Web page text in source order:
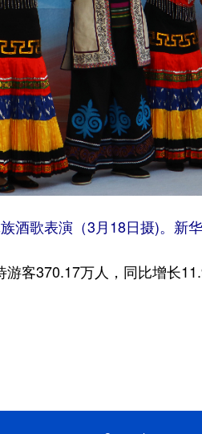
酒歌表演（3月18日摄)。新
370.17万人，同比增长